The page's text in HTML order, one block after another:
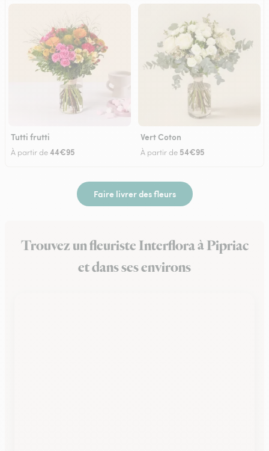
Tutti frutti
À partir de44€95
Vert Coton
À partir de 54€95
Faire livrer des fleurs
Trouvez un fleuriste Interflora à Pipriac
et dans ses environs